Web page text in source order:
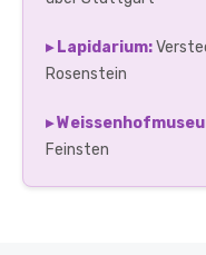
▸ Lapidarium:
Rosenstein
▸
Feinsten